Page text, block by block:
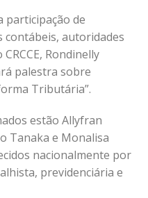
participação de
contábeis, autoridades
Rondinelly
palestra sobre
Tributária”.
estão Allyfran
Tanaka e Monalisa
nacionalmente por
previdenciária e